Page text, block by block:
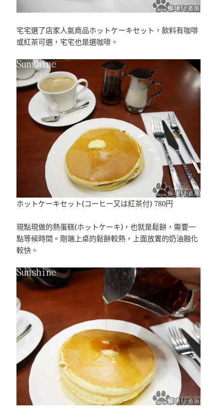
宅宅選了店家人氣商品ホットケーキセット，飲料有咖啡
或紅茶可選，宅宅也是選咖啡。
ホットケーキセット(コーヒー又は紅茶付) 780円
現點現做的熱蛋糕(ホットケーキ)，也就是鬆餅，需要一
點等候時間。剛端上桌的鬆餅較熱，上面放置的奶油融化
較快。